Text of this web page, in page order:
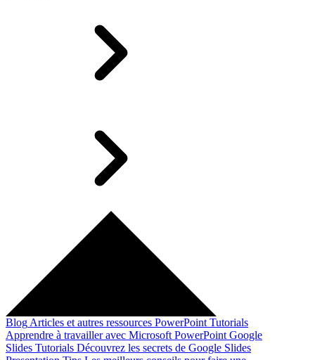
Blog Articles et autres ressources PowerPoint Tutorials
Apprendre à travailler avec Microsoft PowerPoint Google
Slides Tutorials Découvrez les secrets de Google Slides